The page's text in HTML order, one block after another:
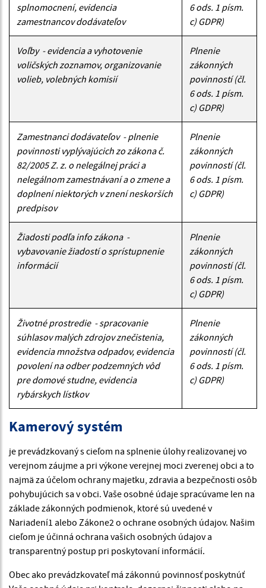
splnomocnení, evidencia
zamestnancov dodávateľov
6 ods. 1 písm.
c) GDPR)
Voľby - evidencia a vyhotovenie
voličských zoznamov, organizovanie
volieb, volebných komisií
Plnenie
zákonných
povinností (čl.
6 ods. 1 písm.
c) GDPR)
Zamestnanci dodávateľov - plnenie
povinnosti vyplývajúcich zo zákona č.
82/2005 Z. z. o nelegálnej práci a
nelegálnom zamestnávaní a o zmene a
doplnení niektorých v znení neskorších
predpisov
Plnenie
zákonných
povinností (čl.
6 ods. 1 písm.
c) GDPR)
Žiadosti podľa info zákona -
vybavovanie žiadostí o sprístupnenie
informácií
Plnenie
zákonných
povinností (čl.
6 ods. 1 písm.
c) GDPR)
Životné prostredie - spracovanie
súhlasov malých zdrojov znečistenia,
evidencia množstva odpadov, evidencia
povolení na odber podzemných vôd
pre domové studne, evidencia
rybárskych lístkov
Plnenie
zákonných
povinností (čl.
6 ods. 1 písm.
c) GDPR)
Kamerový systém
je prevádzkovaný s cieľom na splnenie úlohy realizovanej vo
verejnom záujme a pri výkone verejnej moci zverenej obci a to
najmä za účelom ochrany majetku, zdravia a bezpečnosti osôb
pohybujúcich sa v obci. Vaše osobné údaje spracúvame len na
základe zákonných podmienok, ktoré sú uvedené v
Nariadení1 alebo Zákone2 o ochrane osobných údajov. Našim
cieľom je účinná ochrana vašich osobných údajov a
transparentný postup pri poskytovaní informácií.
Obec ako prevádzkovateľ má zákonnú povinnosť poskytnúť